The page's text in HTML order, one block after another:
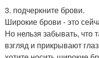
3. подчеркните брови.
Широкие брови - это
Но нельзя забывать, что
взгляд и прикрывают